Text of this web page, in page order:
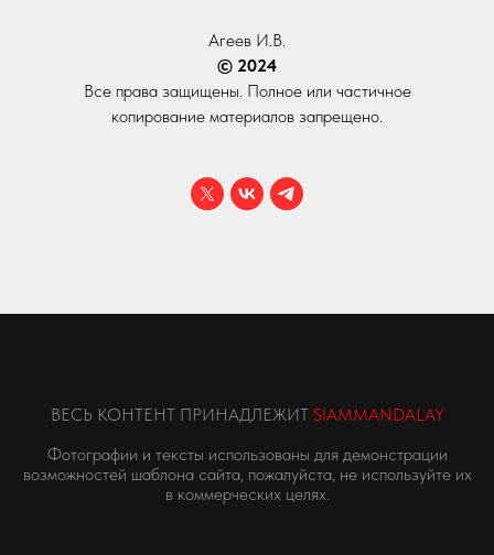
Агеев И.В.
© 2024
Все права защищены. Полное или частичное
копирование материалов запрещено.
ВЕСЬ КОНТЕНТ ПРИНАДЛЕЖИТ SIAMMANDALAY
Фотографии и тексты использованы для демонстрации
возможностей шаблона сайта, пожалуйста, не используйте их
в коммерческих целях.